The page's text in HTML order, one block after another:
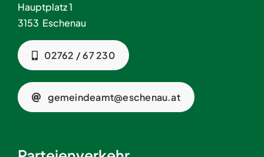
Hauptplatz 1
3153 Eschenau
02762 / 67 230
gemeindeamt@eschenau.at